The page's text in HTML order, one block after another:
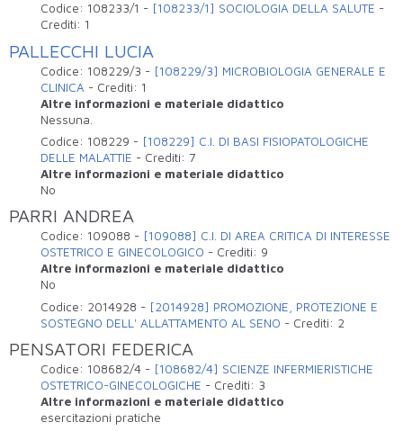
Codice: 108233/1 - [108233/1] SOCIOLOGIA DELLA SALUTE -
Crediti: 1
PALLECCHI LUCIA
Codice: 108229/3 - [108229/3] MICROBIOLOGIA GENERALE E
CLINICA - Crediti: 1
Altre informazioni e materiale didattico
Nessuna.
Codice: 108229 - [108229] C.I. DI BASI FISIOPATOLOGICHE
DELLE MALATTIE - Crediti: 7
Altre informazioni e materiale didattico
No
PARRI ANDREA
Codice: 109088 - [109088] C.I. DI AREA CRITICA DI INTERESSE
OSTETRICO E GINECOLOGICO - Crediti: 9
Altre informazioni e materiale didattico
No
Codice: 2014928 - [2014928] PROMOZIONE, PROTEZIONE E
SOSTEGNO DELL' ALLATTAMENTO AL SENO - Crediti: 2
PENSATORI FEDERICA
Codice: 108682/4 - [108682/4] SCIENZE INFERMIERISTICHE
OSTETRICO-GINECOLOGICHE - Crediti: 3
Altre informazioni e materiale didattico
esercitazioni pratiche